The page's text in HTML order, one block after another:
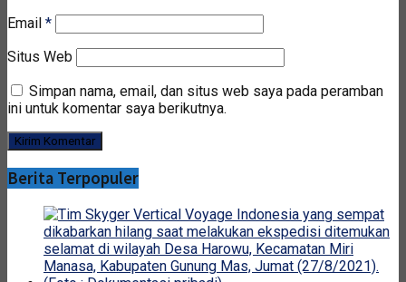
Email *
Situs Web
Simpan nama, email, dan situs web saya pada peramban
ini untuk komentar saya berikutnya.
Berita Terpopuler